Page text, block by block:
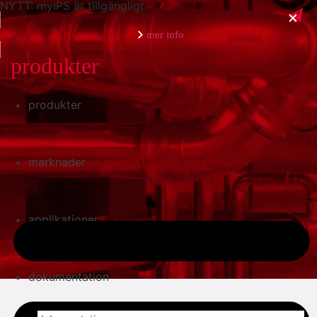
NYTT: myIPS är tillgängligt
mer info
stäng
produkter
marknader
applikationer
dokumentation
produkter